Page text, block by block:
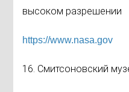
высоком разрешении
https://www.nasa.gov
16. Смитсоновский